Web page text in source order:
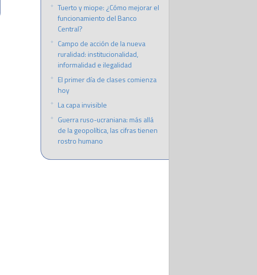
Tuerto y miope: ¿Cómo mejorar el
funcionamiento del Banco
Central?
Campo de acción de la nueva
ruralidad: institucionalidad,
informalidad e ilegalidad
El primer día de clases comienza
hoy
La capa invisible
Guerra ruso-ucraniana: más allá
de la geopolítica, las cifras tienen
rostro humano